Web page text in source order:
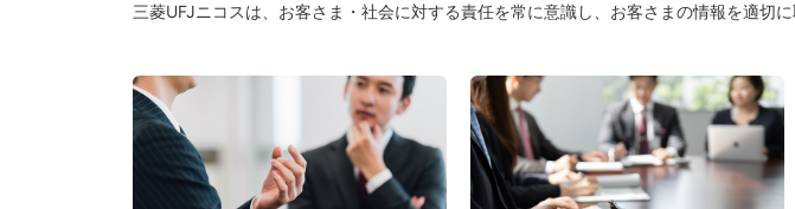
三菱UFJニコスは、お客さま・社会に対する責任を常に意識し、お客さまの情報を適切